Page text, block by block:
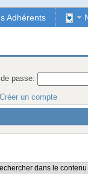
Adhérents
passe:
Créer un compte